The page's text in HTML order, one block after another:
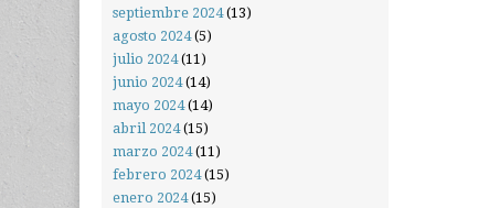
septiembre 2024(13)
agosto 2024(5)
julio 2024(11)
junio 2024(14)
mayo 2024(14)
abril 2024(15)
marzo 2024(11)
febrero 2024(15)
enero 2024(15)